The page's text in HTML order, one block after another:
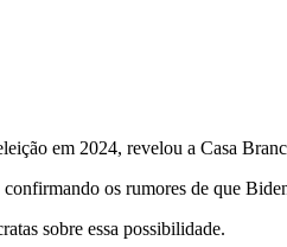
em 2024, revelou a Casa
os rumores de que
sobre essa possibilidade.